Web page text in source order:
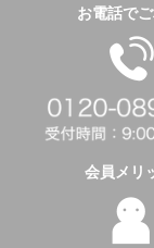
お電話で
会員メリ